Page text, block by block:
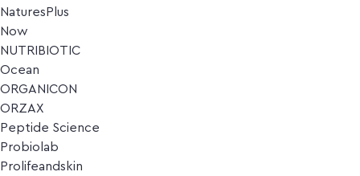
NaturesPlus
Now
NUTRIBIOTIC
Ocean
ORGANICON
ORZAX
Peptide Science
Probiolab
Prolifeandskin